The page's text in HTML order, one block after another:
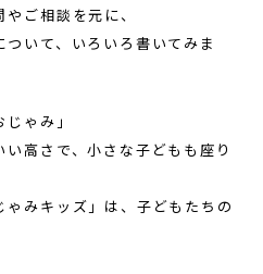
ご相談を元に、
いて、いろいろ書いてみま
ゃみ」
高さで、小さな子どもも座り
みキッズ」は、子どもたちの